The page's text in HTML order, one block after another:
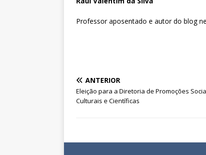
Professor aposentado e autor do blog
ANTERIOR
Eleição para a Diretoria de Promoções
Culturais e Científicas